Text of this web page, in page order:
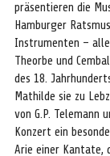
präsentieren die
Hamburger
Instrumenten –
Theorbe und
des 18.
Mathilde sie zu
von G.P. Telemann
Konzert ein
Arie einer Kantate,